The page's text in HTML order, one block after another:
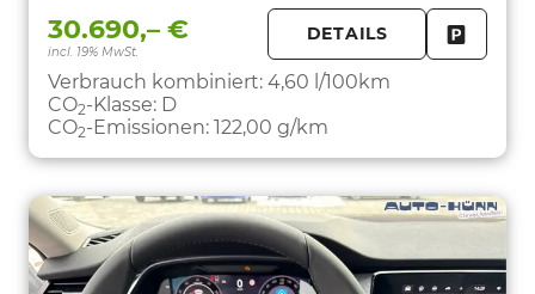
30.690,– €
incl. 19% MwSt.
DETAILS
Verbrauch kombiniert: 4,60 l/100km
CO2-Klasse: D
CO2-Emissionen: 122,00 g/km